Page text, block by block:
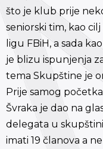
što je klub prije
seniorski tim, kao
ligu FBiH, a sada
je blizu ispunjenja
tema Skupštine je
Prije samog
Švraka je dao na
delegata u
imati 19 članova a